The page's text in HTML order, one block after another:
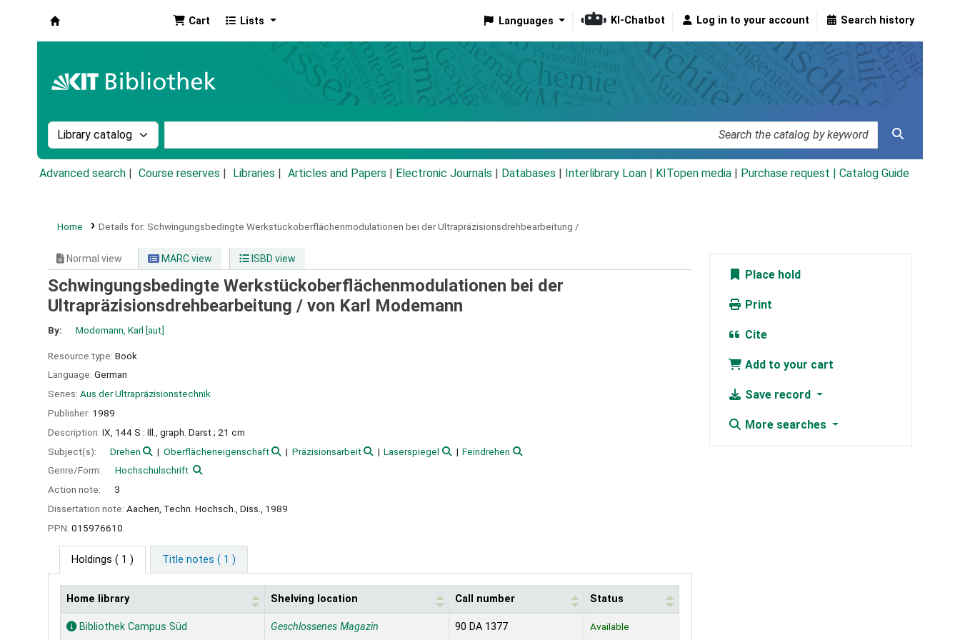
Cart Lists Languages KI-Chatbot Log in to your account Search history
Search the catalog by:
Advanced search Course reserves Libraries Articles and Papers Electronic Journals Databases Interlibrary Loan KITopen media Purchase request | Catalog Guide
Home Details for: Schwingungsbedingte Werkstückoberflächenmodulationen bei der Ultrapräzisionsdrehbearbeitung /
Normal view MARC view ISBD view
Schwingungsbedingte Werkstückoberflächenmodulationen bei der
Ultrapräzisionsdrehbearbeitung / von Karl Modemann
By: Modemann, Karl [aut]
Resource type: Book
Language: German
Series: Aus der Ultrapräzisionstechnik
Publisher: 1989
Description: IX, 144 S : Ill., graph. Darst ; 21 cm
Subject(s):
Drehen Oberflächeneigenschaft Präzisionsarbeit Laserspiegel
Feindrehen
Genre/Form:
Hochschulschrift
Action note:
3
Dissertation note: Aachen, Techn. Hochsch., Diss., 1989
PPN: 015976610
Holdings ( 1 ) Title notes ( 1 )
Holdings
Home library Shelving location Call number Status
Bibliothek Campus Süd Geschlossenes Magazin 90 DA 1377 Available
Place hold
Print
Cite
Add to your cart
Save record
More searches